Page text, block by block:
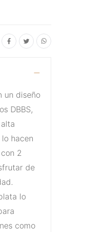
un diseño
DBBS,
hacen
2
de
lo
como